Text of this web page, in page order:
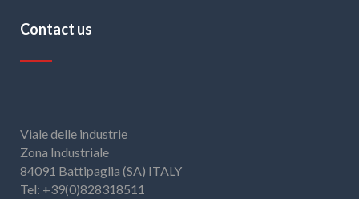
Contact us
Viale delle industrie
Zona Industriale
84091 Battipaglia (SA) ITALY
Tel: +39(0)828318511